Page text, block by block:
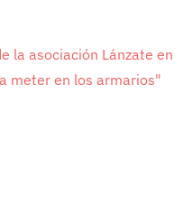
la asociación Lánzate en
meter en los armarios"